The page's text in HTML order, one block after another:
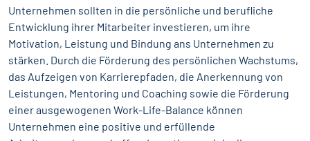
Unternehmen sollten in die persönliche und berufliche
Entwicklung ihrer Mitarbeiter investieren, um ihre
Motivation, Leistung und Bindung ans Unternehmen zu
stärken. Durch die Förderung des persönlichen Wachstums,
das Aufzeigen von Karrierepfaden, die Anerkennung von
Leistungen, Mentoring und Coaching sowie die Förderung
einer ausgewogenen Work-Life-Balance können
Unternehmen eine positive und erfüllende